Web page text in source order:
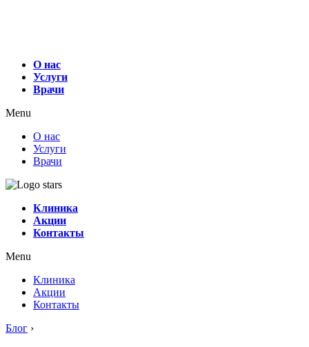
О нас
Услуги
Врачи
Menu
О нас
Услуги
Врачи
Клиника
Акции
Контакты
Menu
Клиника
Акции
Контакты
Блог ›